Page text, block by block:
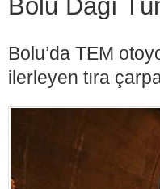
Bolu Dağı
Bolu’da TEM
ilerleyen tıra